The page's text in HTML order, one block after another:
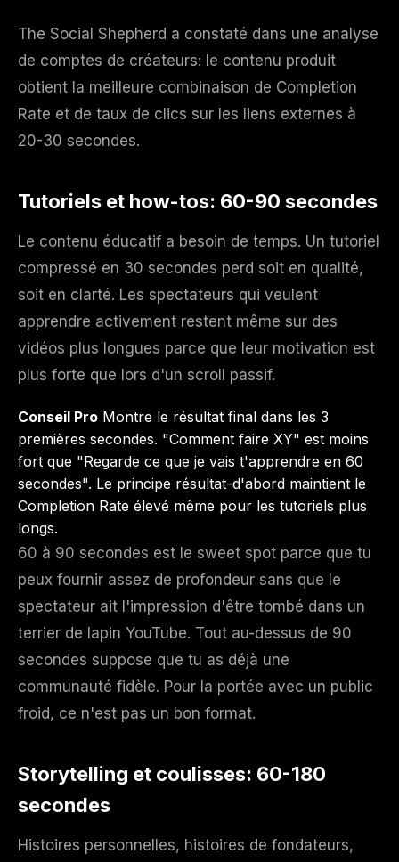
The Social Shepherd a constaté dans une analyse
de comptes de créateurs: le contenu produit
obtient la meilleure combinaison de Completion
Rate et de taux de clics sur les liens externes à
20-30 secondes.
Tutoriels et how-tos: 60-90 secondes
Le contenu éducatif a besoin de temps. Un tutoriel
compressé en 30 secondes perd soit en qualité,
soit en clarté. Les spectateurs qui veulent
apprendre activement restent même sur des
vidéos plus longues parce que leur motivation est
plus forte que lors d'un scroll passif.
Conseil Pro Montre le résultat final dans les 3
premières secondes. "Comment faire XY" est moins
fort que "Regarde ce que je vais t'apprendre en 60
secondes". Le principe résultat-d'abord maintient le
Completion Rate élevé même pour les tutoriels plus
longs.
60 à 90 secondes est le sweet spot parce que tu
peux fournir assez de profondeur sans que le
spectateur ait l'impression d'être tombé dans un
terrier de lapin YouTube. Tout au-dessus de 90
secondes suppose que tu as déjà une
communauté fidèle. Pour la portée avec un public
froid, ce n'est pas un bon format.
Storytelling et coulisses: 60-180
secondes
Histoires personnelles, histoires de fondateurs,